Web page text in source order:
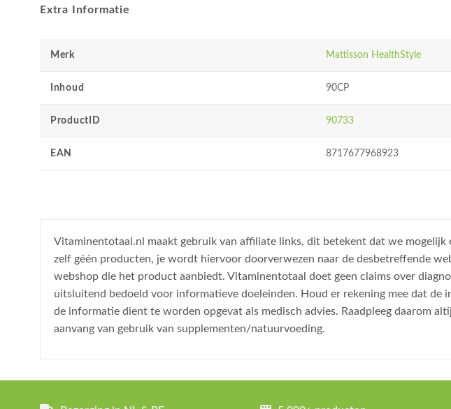
Extra Informatie
Merk Mattisson HealthStyle
Inhoud 90CP
ProductID 90733
EAN 8717677968923
Vitaminentotaal.nl maakt gebruik van affiliate links, dit betekent dat we
zelf géén producten, je wordt hiervoor doorverwezen naar de desbetreffende
webshop die het product aanbiedt. Vitaminentotaal doet geen claims over
uitsluitend bedoeld voor informatieve doeleinden. Houd er rekening mee dat
de informatie dient te worden opgevat als medisch advies. Raadpleeg daarom
aanvang van gebruik van supplementen/natuurvoeding.